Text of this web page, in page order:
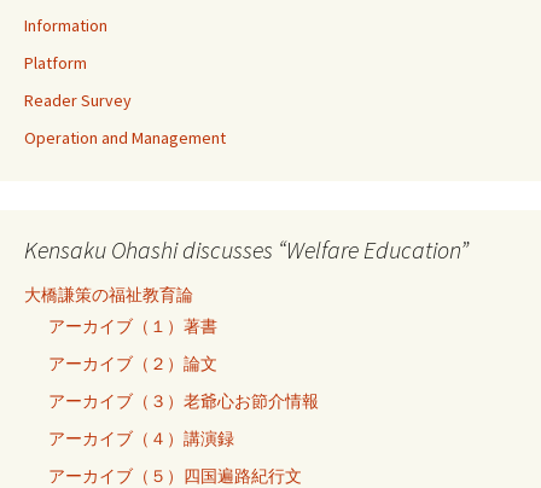
Information
Platform
Reader Survey
Operation and Management
Kensaku Ohashi discusses “Welfare Education”
大橋謙策の福祉教育論
アーカイブ（１）著書
アーカイブ（２）論文
アーカイブ（３）老爺心お節介情報
アーカイブ（４）講演録
アーカイブ（５）四国遍路紀行文